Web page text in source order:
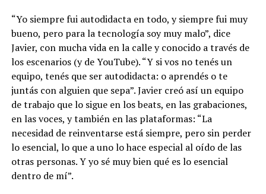
“Yo siempre fui autodidacta en todo, y siempre fui muy
bueno, pero para la tecnología soy muy malo”, dice
Javier, con mucha vida en la calle y conocido a través de
los escenarios (y de YouTube). “Y si vos no tenés un
equipo, tenés que ser autodidacta: o aprendés o te
juntás con alguien que sepa”. Javier creó así un equipo
de trabajo que lo sigue en los beats, en las grabaciones,
en las voces, y también en las plataformas: “La
necesidad de reinventarse está siempre, pero sin perder
lo esencial, lo que a uno lo hace especial al oído de las
otras personas. Y yo sé muy bien qué es lo esencial
dentro de mí”.